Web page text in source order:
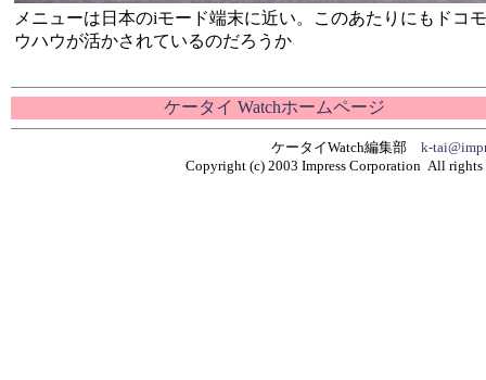
メニューは日本のiモード端末に近い。このあたりにもドコ
ウハウが活かされているのだろうか
ケータイ Watchホームページ
ケータイWatch編集部 k-
Copyright (c) 2003 Impress Corporation All rights